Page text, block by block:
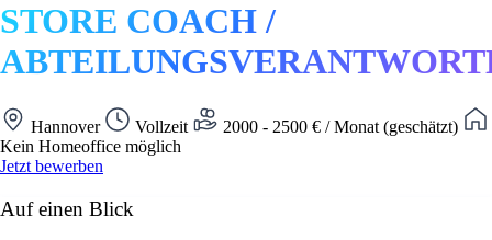
STORE COACH /
Hannover Vollzeit
2000 - 2500 € / Monat (geschätzt)
Kein Homeoffice möglich
Jetzt bewerben
Auf einen Blick